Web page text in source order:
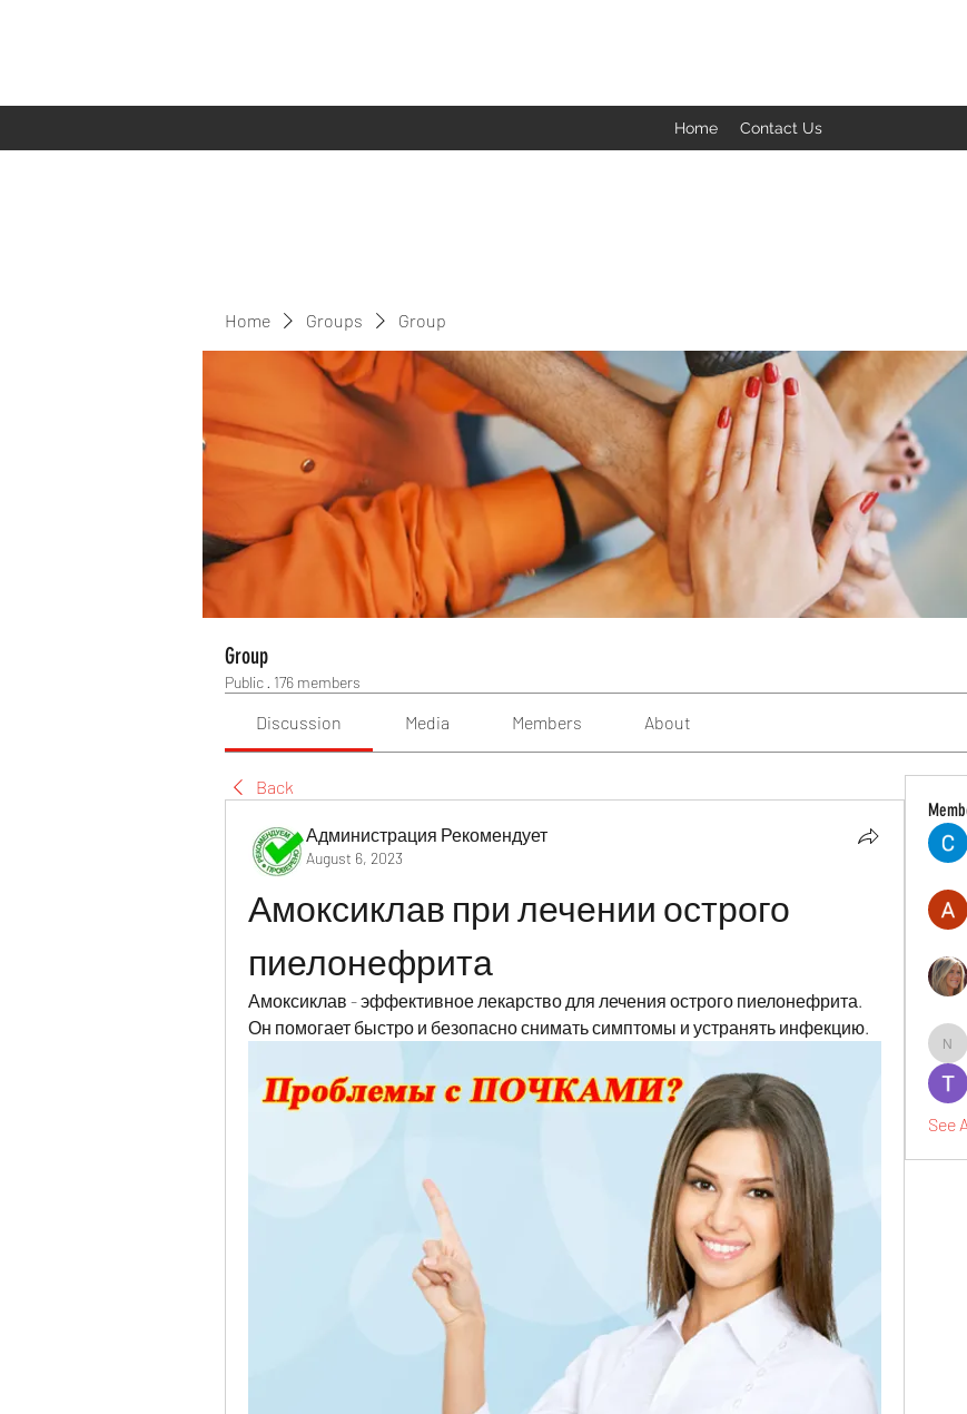
Home Contact Us
Home Groups Group
Group
Public · 176 members
Discussion Media Members About
Back
Администрация Рекомендует
August 6, 2023
Амоксиклав при лечении острого
пиелонефрита
Амоксиклав - эффективное лекарство для лечения острого пиелонефрита.
Он помогает быстро и безопасно снимать симптомы и устранять инфекцию.
See